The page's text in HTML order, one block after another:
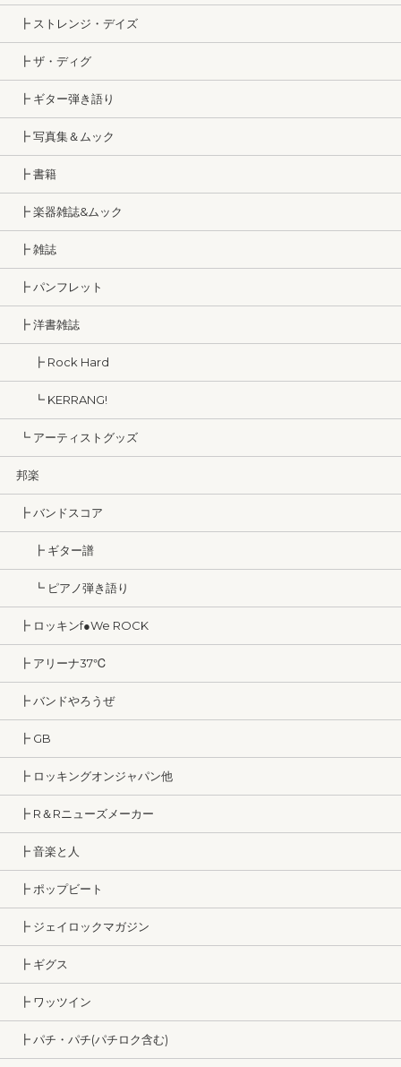
┣ ストレンジ・デイズ
┣ ザ・ディグ
┣ ギター弾き語り
┣ 写真集＆ムック
┣ 書籍
┣ 楽器雑誌&ムック
┣ 雑誌
┣ パンフレット
┣ 洋書雑誌
┣ Rock Hard
┗ KERRANG!
┗ アーティストグッズ
邦楽
┣ バンドスコア
┣ ギター譜
┗ ピアノ弾き語り
┣ ロッキンf●We ROCK
┣ アリーナ37℃
┣ バンドやろうぜ
┣ GB
┣ ロッキングオンジャパン他
┣ R＆Rニューズメーカー
┣ 音楽と人
┣ ポップビート
┣ ジェイロックマガジン
┣ ギグス
┣ ワッツイン
┣ パチ・パチ(パチロク含む)